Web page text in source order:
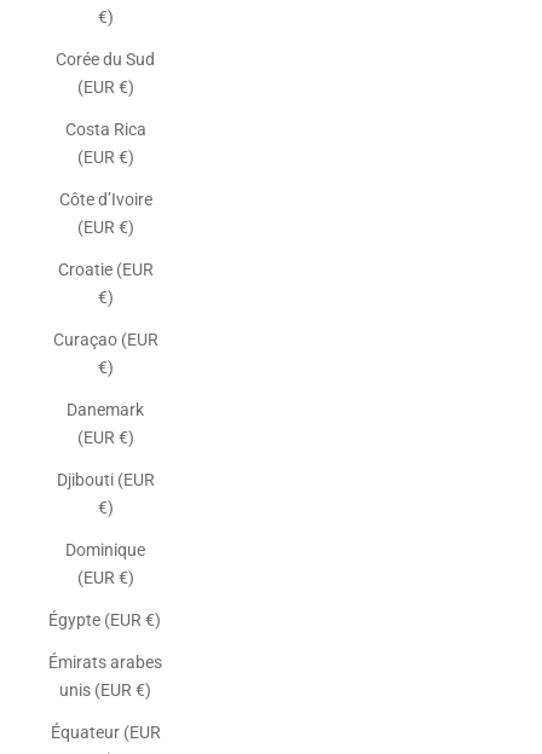
€)
Corée du Sud
(EUR €)
Costa Rica
(EUR €)
Côte d’Ivoire
(EUR €)
Croatie (EUR
€)
Curaçao (EUR
€)
Danemark
(EUR €)
Djibouti (EUR
€)
Dominique
(EUR €)
Égypte (EUR €)
Émirats arabes
unis (EUR €)
Équateur (EUR